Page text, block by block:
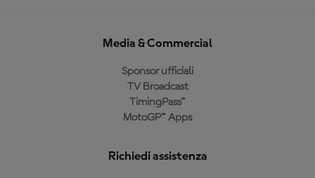
Media & Commercial
Sponsor ufficiali
TV Broadcast
TimingPass™
MotoGP™ Apps
Richiedi assistenza